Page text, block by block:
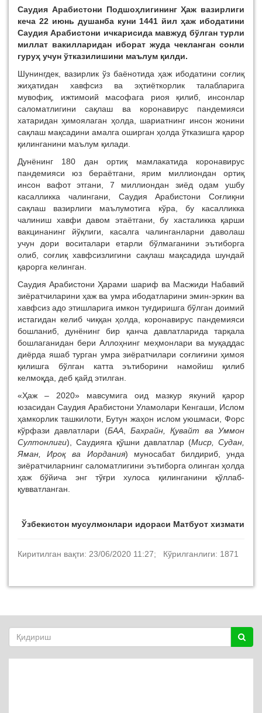
Саудия Арабистони Подшоҳлигининг Ҳаж вазирлиги
кеча 22 июнь душанба куни 1441 йил ҳаж ибодатини
Саудия Арабистони ичкарисида мавжуд бўлган турли
миллат вакилларидан иборат жуда чекланган сонли
гуруҳ учун ўтказилишини маълум қилди.
Шунингдек, вазирлик ўз баёнотида ҳаж ибодатини соғлиқ
жиҳатидан хавфсиз ва эҳтиёткорлик талабларига
мувофиқ, ижтимоий масофага риоя қилиб, инсонлар
саломатлигини сақлаш ва коронавирус пандемияси
хатаридан ҳимоялаган ҳолда, шариатнинг инсон жонини
сақлаш мақсадини амалга оширган ҳолда ўтказишга қарор
қилинганини маълум қилади.
Дунёнинг 180 дан ортиқ мамлакатида коронавирус
пандемияси юз бераётгани, ярим миллиондан ортиқ
инсон вафот этгани, 7 миллиондан зиёд одам ушбу
касалликка чалингани, Саудия Арабистони Соғлиқни
сақлаш вазирлиги маълумотига кўра, бу касалликка
чалиниш хавфи давом этаётгани, бу хасталикка қарши
вакцинанинг йўқлиги, касалга чалинганларни даволаш
учун дори воситалари етарли бўлмаганини эътиборга
олиб, соғлиқ хавфсизлигини сақлаш мақсадида шундай
қарорга келинган.
Саудия Арабистони Ҳарами шариф ва Масжиди Набавий
зиёратчиларини ҳаж ва умра ибодатларини эмин-эркин ва
хавфсиз адо этишларига имкон туғдиришга бўлган доимий
истагидан келиб чиққан ҳолда, коронавирус пандемияси
бошланиб, дунёнинг бир қанча давлатларида тарқала
бошлаганидан бери Аллоҳнинг меҳмонлари ва муқаддас
диёрда яшаб турган умра зиёратчилари соғлиғини ҳимоя
қилишга бўлган катта эътиборини намойиш қилиб
келмоқда, деб қайд этилган.
«Ҳаж – 2020» мавсумига оид мазкур якуний қарор
юзасидан Саудия Арабистони Уламолари Кенгаши, Ислом
ҳамкорлик ташкилоти, Бутун жаҳон ислом уюшмаси, Форс
кўрфази давлатлари (БАА,
Бахрайн, Қувайт ва Уммон
Султонлиги), Саудияга қўшни давлатлар (Миср, Судан,
Яман, Ироқ ва Иордания) муносабат билдириб, унда
зиёратчиларнинг саломатлигини эътиборга олинган ҳолда
ҳаж бўйича энг тўғри хулоса қилинганини қўллаб-
қувватланган.
Ўзбекистон мусулмонлари идораси Матбуот хизмати
Киритилган вақти: 23/06/2020 11:27; Кўрилганлиги: 1871